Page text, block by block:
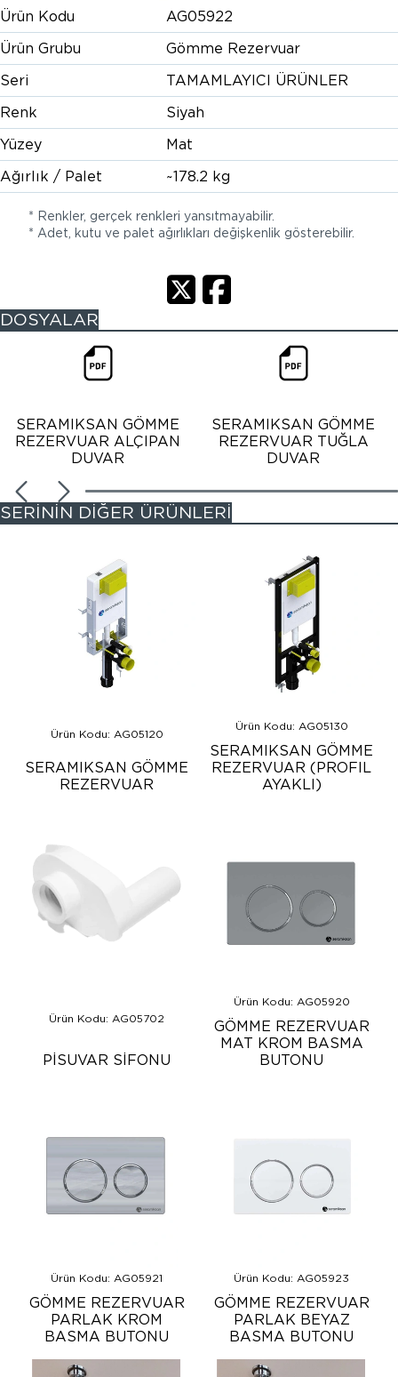
Ürün Kodu
AG05922
Ürün Grubu
Gömme Rezervuar
Seri
TAMAMLAYICI ÜRÜNLER
Renk
Siyah
Yüzey
Mat
Ağırlık / Palet
~178.2 kg
* Renkler, gerçek renkleri yansıtmayabilir.
* Adet, kutu ve palet ağırlıkları değişkenlik gösterebilir.
DOSYALAR
SERAMIKSAN GÖMME
REZERVUAR ALÇIPAN
DUVAR
SERAMIKSAN GÖMME
REZERVUAR TUĞLA
DUVAR
SERİNİN DİĞER ÜRÜNLERİ
Ürün Kodu: AG05120
SERAMIKSAN GÖMME
REZERVUAR
Ürün Kodu: AG05130
SERAMIKSAN GÖMME
REZERVUAR (PROFIL
AYAKLI)
Ürün Kodu: AG05702
PİSUVAR SİFONU
Ürün Kodu: AG05920
GÖMME REZERVUAR
MAT KROM BASMA
BUTONU
Ürün Kodu: AG05921
GÖMME REZERVUAR
PARLAK KROM
BASMA BUTONU
Ürün Kodu: AG05923
GÖMME REZERVUAR
PARLAK BEYAZ
BASMA BUTONU